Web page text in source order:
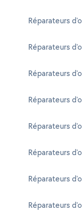
Réparateurs
Réparateurs
Réparateurs
Réparateurs
Réparateurs
Réparateurs
Réparateurs
Réparateurs